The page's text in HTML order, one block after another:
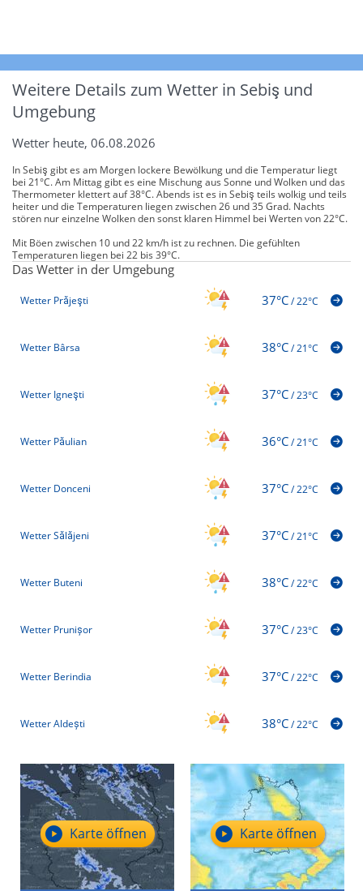
Weitere Details zum Wetter in Sebiş und
Umgebung
Wetter heute, 06.08.2026
In Sebiş gibt es am Morgen lockere Bewölkung und die Temperatur liegt
bei 21°C. Am Mittag gibt es eine Mischung aus Sonne und Wolken und das
Thermometer klettert auf 38°C. Abends ist es in Sebiş teils wolkig und teils
heiter und die Temperaturen liegen zwischen 26 und 35 Grad. Nachts
stören nur einzelne Wolken den sonst klaren Himmel bei Werten von 22°C.
Mit Böen zwischen 10 und 22 km/h ist zu rechnen. Die gefühlten
Temperaturen liegen bei 22 bis 39°C.
Das Wetter in der Umgebung
Wetter Prăjeşti 37°C/22°C
Wetter Bârsa 38°C/21°C
Wetter Igneşti 37°C/23°C
Wetter Păulian 36°C/21°C
Wetter Donceni 37°C/22°C
Wetter Sălăjeni 37°C/21°C
Wetter Buteni 38°C/22°C
Wetter Prunișor 37°C/23°C
Wetter Berindia 37°C/22°C
Wetter Aldești 38°C/22°C
Karte öffnen Karte öffnen